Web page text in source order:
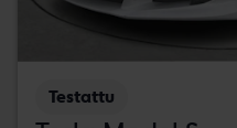
Testattu